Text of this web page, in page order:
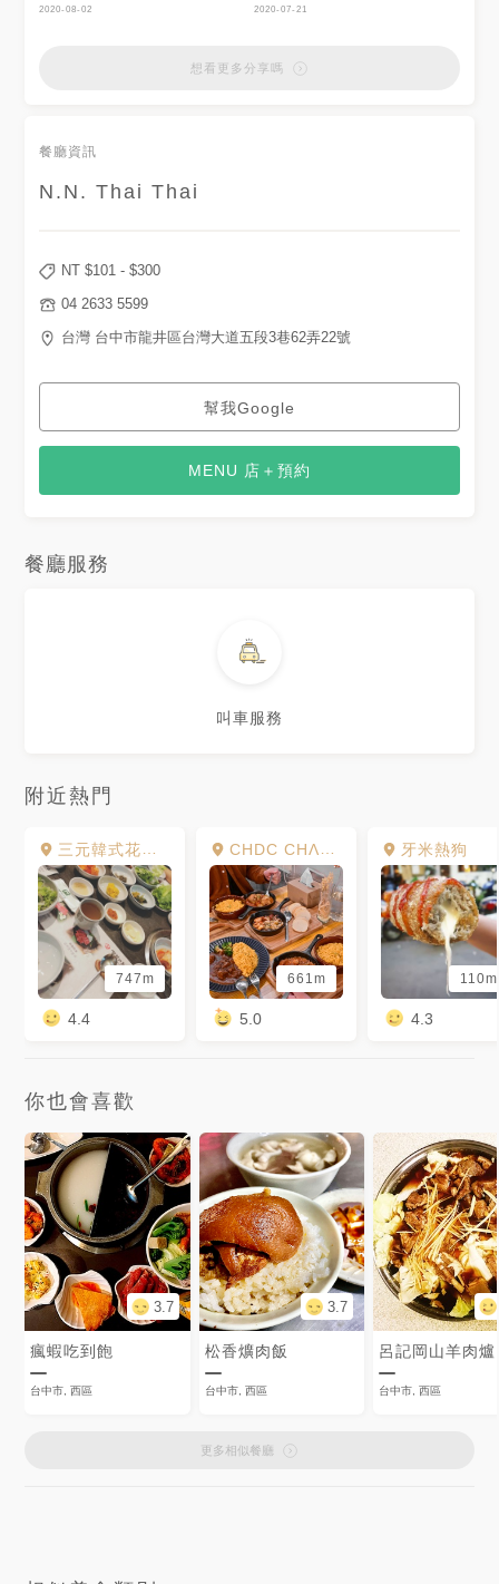
太陽蛋飯：不得不說泰式料理真
中擴散，會讓人捨不得停下食用
照！龍鬚菜料理方式有點類似龍
邊還附有切片蕃茄及豆子、玉米
跟菜吃完，白飯還剩三分之二。
歐姆蛋紅咖哩牛肉飯：歐姆蛋是
做成裙擺歐姆蛋，顯眼可愛又美
觀，這種歐姆蛋不僅適合拍照看
上去的視覺饗宴也是一等一，讓
咖哩牛肉飯的味道也是偏向重口
味（泰式唄～）泰式跟白飯真是
好搭檔欸，好好吃歐～口感滑順
的拿白飯跟他換肉哈哈哈，不平
等交易～推推推！o(☆Ф∇Ф☆)o
餐點價格 ♥ 香茅打拋豬肉太陽
#howsayhow #howsaylove
味しい #美味 #yummy
餐 #台中 #泰式料理 #台中泰式
料理 #泰式紅咖哩 #東海商圈 #
台中旅遊 #nnthaithai
#likeforlikes #like4likes
麼甜 ​ 但喝起來很順口 也好喝​
巷62弄22號​ 🕐11:00-15:00​ ​ ​ ​ ​
2020-08-02 2020-07-21
想看更多分享嗎
餐廳資訊
N.N. Thai Thai
NT $101 - $300
04 2633 5599
台灣 台中市龍井區台灣大道五段3巷62弄22號
幫我Google
MENU 店＋預約
餐廳服務
叫車服務
附近熱門
三元韓式花園餐廳
747m
4.4
CHDC CHΛP Deco & Cuisine
661m
5.0
牙米熱狗
110m
4.3
你也會喜歡
3.7
瘋蝦吃到飽
台中市, 西區
3.7
松香爌肉飯
台中市, 西區
呂記岡山羊肉爐
台中市, 西區
更多相似餐廳